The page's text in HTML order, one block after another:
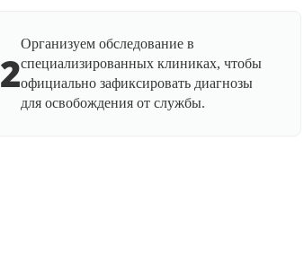
2
Организуем обследование в
специализированных клиниках, чтобы
официально зафиксировать диагнозы
для освобождения от службы.